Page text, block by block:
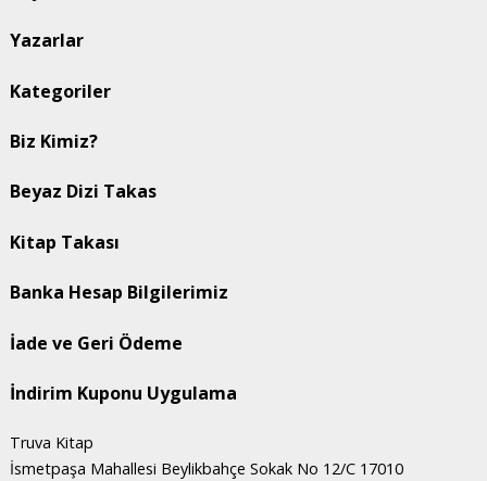
Yazarlar
Kategoriler
Biz Kimiz?
Beyaz Dizi Takas
Kitap Takası
Banka Hesap Bilgilerimiz
İade ve Geri Ödeme
İndirim Kuponu Uygulama
Truva Kitap
İsmetpaşa Mahallesi Beylikbahçe Sokak No 12/C 17010